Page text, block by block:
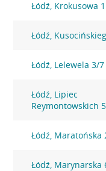
Łódź, Krokusowa 1
Łódź,
Łódź, Lelewela 3/7
Łódź, Lipiec
Reymontowskich 5
Łódź, Maratońska
Łódź, Marynarska